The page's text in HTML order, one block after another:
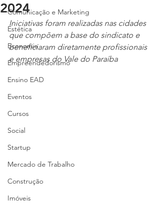
Comunicação e Marketing
Estética
Economia
Empreendedorismo
Ensino EAD
Eventos
Cursos
Social
Startup
Mercado de Trabalho
Construção
Imóveis
2024
Iniciativas foram realizadas nas cidades
que compõem a base do sindicato e
beneficiaram diretamente profissionais
e empresas do Vale do Paraíba